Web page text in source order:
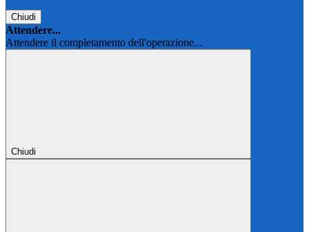
Chiudi
Attendere...
Attendere il completamento dell'operazione...
Chiudi